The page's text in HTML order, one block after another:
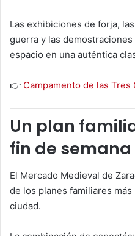
Las exhibiciones de forja,
guerra y las
espacio en una auténtica
👉 Campamento de las Tres
Un plan
fin de semana
El Mercado Medieval de
de los planes familiares
ciudad.